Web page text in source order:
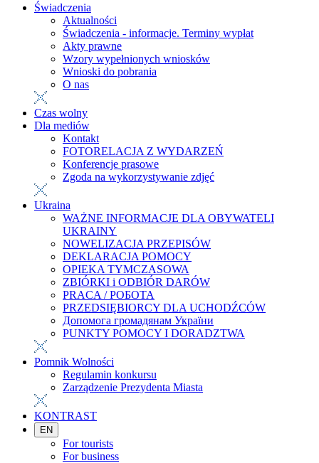
Świadczenia
Aktualności
Świadczenia - informacje. Terminy wypłat
Akty prawne
Wzory wypełnionych wniosków
Wnioski do pobrania
O nas
Czas wolny
Dla mediów
Kontakt
FOTORELACJA Z WYDARZEŃ
Konferencje prasowe
Zgoda na wykorzystywanie zdjęć
Ukraina
WAŻNE INFORMACJE DLA OBYWATELI
UKRAINY
NOWELIZACJA PRZEPISÓW
DEKLARACJA POMOCY
OPIEKA TYMCZASOWA
ZBIÓRKI i ODBIÓR DARÓW
PRACA / РОБОТА
PRZEDSIĘBIORCY DLA UCHODŹCÓW
Допомога громадянам України
PUNKTY POMOCY I DORADZTWA
Pomnik Wolności
Regulamin konkursu
Zarządzenie Prezydenta Miasta
KONTRAST
EN
For tourists
For business